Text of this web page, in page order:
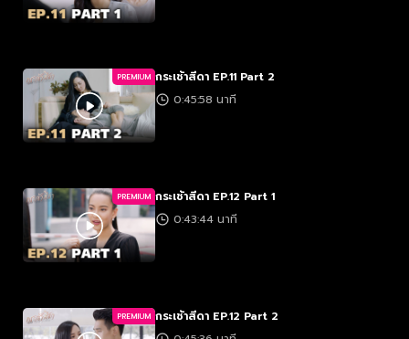
PREMIUM กระเช้าสีดา EP.11 Part 2
0:45:58 นาที
PREMIUM กระเช้าสีดา EP.12 Part 1
0:43:44 นาที
PREMIUM กระเช้าสีดา EP.12 Part 2